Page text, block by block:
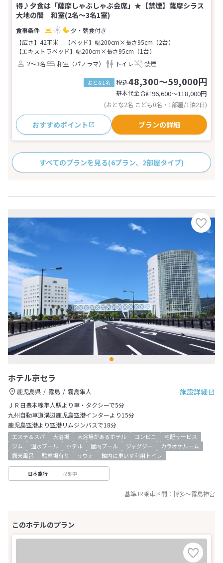
得♪夕食は「薩摩しゃぶしゃぶ会席」★【禁煙】薩摩シラス
大地の間 和室(2名～3名1室)
夕・朝食付き
【広さ】42平米
【ベッド】幅200cm×長さ95cm（2台）
【エキストラベッド】幅200cm×長さ95cm（1台）
2～3名
和室（パノラマ） トイレ 禁煙
おとな1名 税込48,300～59,000円
基本代金合計96,600〜118,000円
(おとな2名 こども0名・1部屋/1泊2日)
おすすめポイント プランの詳細
すべてのプランを見る(6プラン、2部屋タイプ)
ホテル京セラ
施設詳細
鹿児島県 霧島
霧島隼人
ＪＲ日豊本線隼人駅より車・タクシーで5分
九州自動車道溝辺鹿児島空港インターより15分
鹿児島空港より空港リムジンバスで18分
エステ＆スパ 大浴場 大浴場があるホテル コンビニ
宅配サービス
ジム
温水プール ホテル 屋内プール ジャグジー
カラオケルーム
露天風呂
駐車場有り サウナ 館内に車いす利用トイレ
日本旅行 収集中
基準JR乗車区間： 博多～霧島神宮